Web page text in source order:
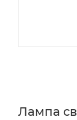
Лампа